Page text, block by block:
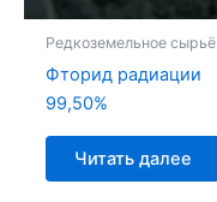
Редкоземельное сырьё
Фторид радиации
99,50%
Читать далее